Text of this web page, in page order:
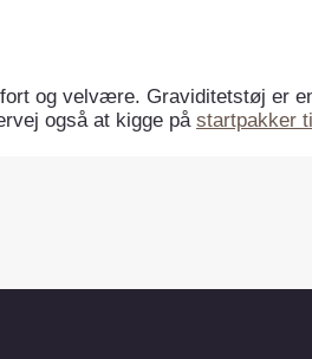
og velvære. Graviditetstøj er
også at kigge på startpakker